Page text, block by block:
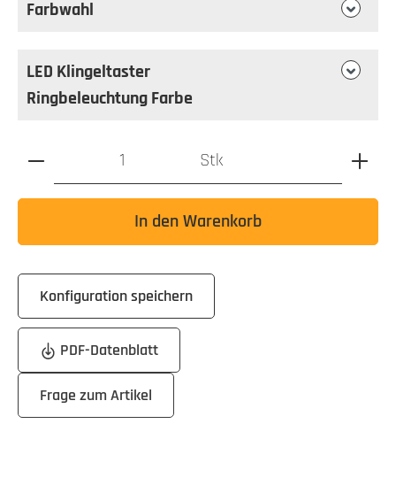
Farbwahl
LED Klingeltaster
Ringbeleuchtung Farbe
Produkt Anzahl: Gib den gewünschten Wert ein oder
Stk
In den Warenkorb
Konfiguration speichern
PDF-Datenblatt
Frage zum Artikel